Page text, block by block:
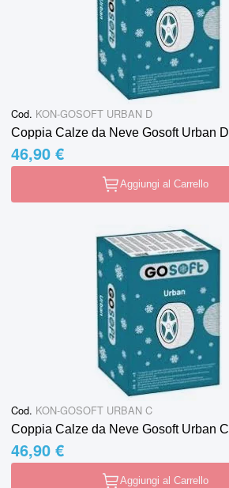
Cod. KON-GOSOFT URBAN D
Coppia Calze da Neve Gosoft Urban D
46,90 €
Aggiungi al Carrello
Cod. KON-GOSOFT URBAN C
Coppia Calze da Neve Gosoft Urban C
46,90 €
Aggiungi al Carrello